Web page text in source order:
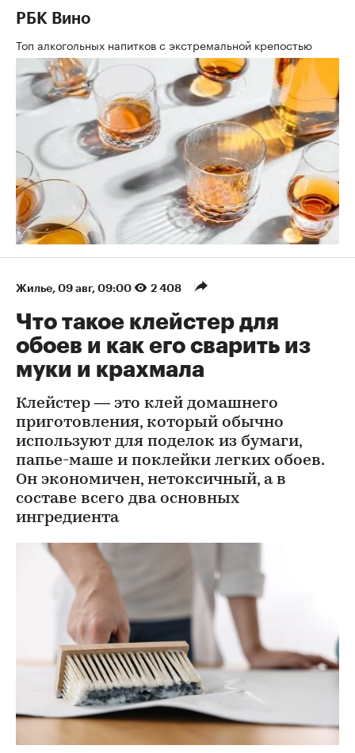
РБК Вино
Топ алкогольных напитков с экстремальной крепостью
Жилье⁠, 09 авг, 09:00 2 408
Что такое клейстер для
обоев и как его сварить из
муки и крахмала
Клейстер — это клей домашнего
приготовления, который обычно
используют для поделок из бумаги,
папье-маше и поклейки легких обоев.
Он экономичен, нетоксичный, а в
составе всего два основных
ингредиента